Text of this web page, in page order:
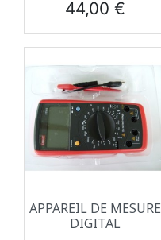
Prix
44,00 €
APPAREIL DE MESURE
DIGITAL